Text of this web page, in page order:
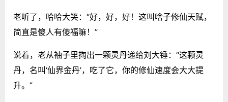
老听了，哈哈大笑：“好，好，好！这叫啥子修仙天赋，
简直是傻人有傻福嘛！”
说着，老从袖子里掏出一颗灵丹递给刘大锤：“这颗灵
丹，名叫‘仙界金丹’，吃了它，你的修仙速度会大大提
升。”